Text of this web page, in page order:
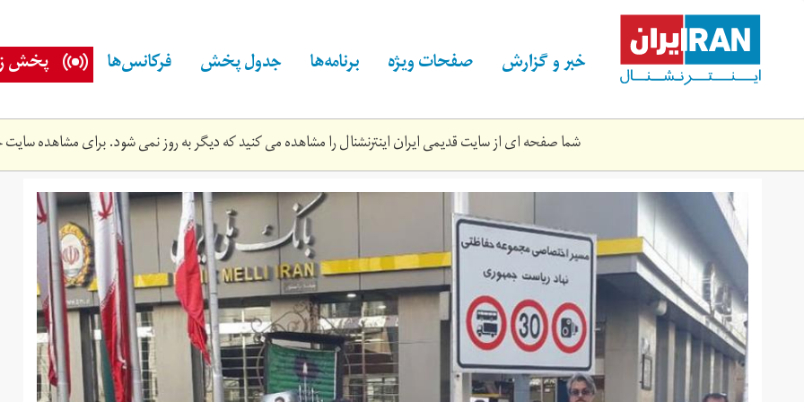
content خبر و گزارش صفحات ویژه برنامه‌ها جدول پخش فرکانس‌ها پخش
شما صفحه ای از سایت قدیمی ایران اینترنشنال را مشاهده می کنید که دیگر به روز نمی شود. برای مشاهده
sn.jpg